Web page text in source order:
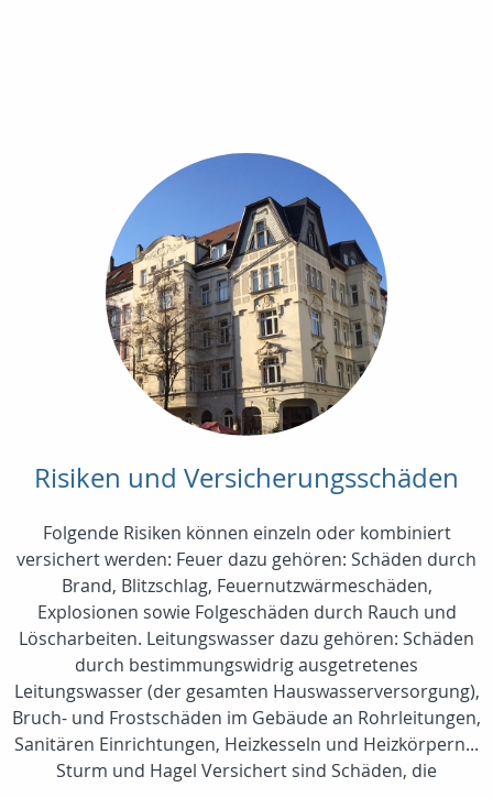
Risiken und Versicherungsschäden
Folgende Risiken können einzeln oder kombiniert
versichert werden: Feuer dazu gehören: Schäden durch
Brand, Blitzschlag, Feuernutzwärmeschäden,
Explosionen sowie Folgeschäden durch Rauch und
Löscharbeiten. Leitungswasser dazu gehören: Schäden
durch bestimmungswidrig ausgetretenes
Leitungswasser (der gesamten Hauswasserversorgung),
Bruch- und Frostschäden im Gebäude an Rohrleitungen,
Sanitären Einrichtungen, Heizkesseln und Heizkörpern...
Sturm und Hagel Versichert sind Schäden, die